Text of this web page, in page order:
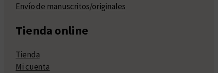
Envío de manuscritos/originales
Tienda online
Tienda
Mi cuenta